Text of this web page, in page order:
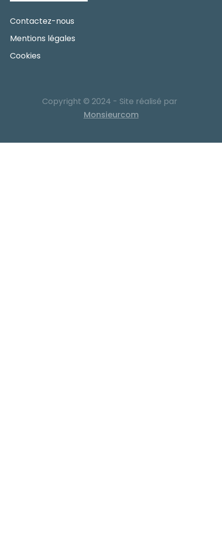
Contactez-nous
Mentions légales
Cookies
Copyright © 2024 - Site réalisé par
Monsieurcom